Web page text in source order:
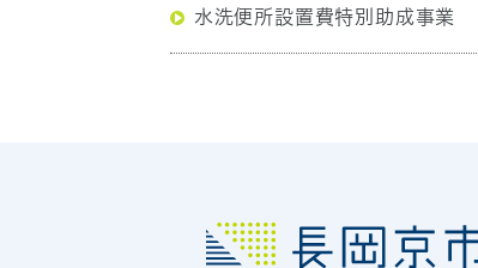
水洗便所設置費特別助成事業